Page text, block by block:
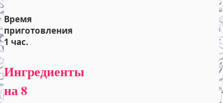
Время
приготовления
1 час.
Ингредиенты
на 8